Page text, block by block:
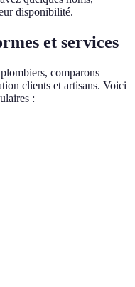
disponibilité.
et services
comparons
clients et artisans. Voici
: